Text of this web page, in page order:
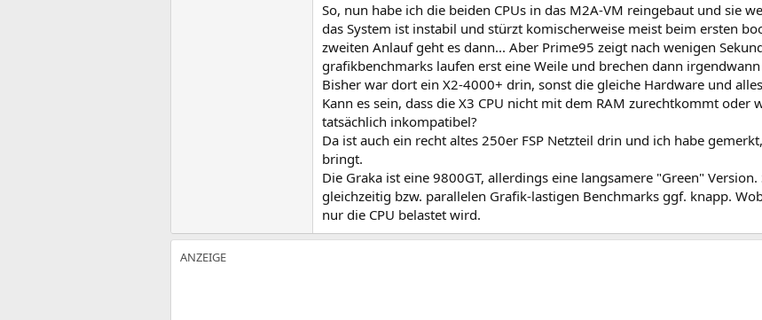
So, nun habe ich die beiden CPUs in das M2A-VM reingebaut und sie
das System ist instabil und stürzt komischerweise meist beim ersten
zweiten Anlauf geht es dann... Aber Prime95 zeigt nach wenigen
grafikbenchmarks laufen erst eine Weile und brechen dann irgendwann
Bisher war dort ein X2-4000+ drin, sonst die gleiche Hardware und
Kann es sein, dass die X3 CPU nicht mit dem RAM zurechtkommt oder
tatsächlich inkompatibel?
Da ist auch ein recht altes 250er FSP Netzteil drin und ich habe
bringt.
Die Graka ist eine 9800GT, allerdings eine langsamere "Green"
gleichzeitig bzw. parallelen Grafik-lastigen Benchmarks ggf. knapp.
nur die CPU belastet wird.